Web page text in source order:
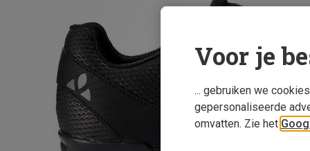
Voor je
... gebruiken we
gepersonaliseerde
omvatten. Zie het